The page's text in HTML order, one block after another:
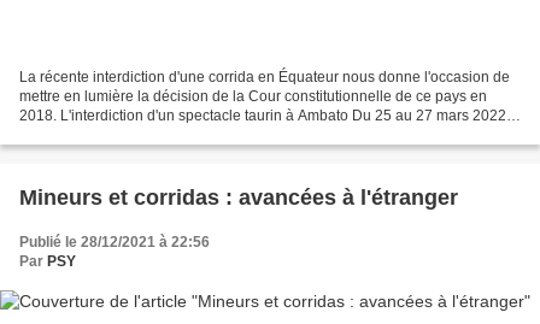
La récente interdiction d'une corrida en Équateur nous donne l'occasion de
mettre en lumière la décision de la Cour constitutionnelle de ce pays en
2018. L'interdiction d'un spectacle taurin à Ambato Du 25 au 27 mars 2022
Mineurs et corridas : avancées à l'étranger
Publié le 28/12/2021 à 22:56
Par PSY